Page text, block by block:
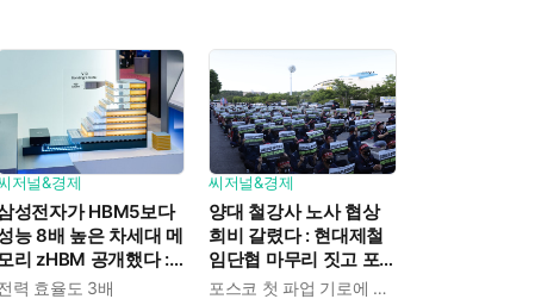
저널&경제
성전자가 HBM5보다
능 8배 높은 차세대 메
리 zHBM 공개했다 :
객 맞춤형 설계 가능
력 효율도 3배
씨저널&경제
양대 철강사 노사 협상
희비 갈렸다 : 현대제철
임단협 마무리 짓고 포
스코는 조정 연장
포스코 첫 파업 기로에 섰다